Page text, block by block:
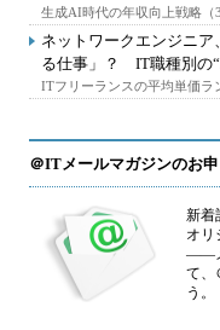
生成AI時代の年収向上戦略（3
ネットワークエンジニア
る仕事」？ IT職種別の
ITフリーランスの平均単価ラ
＠ITメールマガジンのお
新着
オリ
――
て、
う。